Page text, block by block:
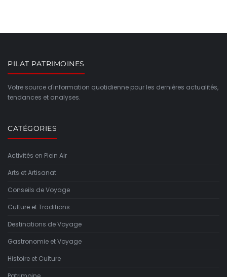
PILAT PATRIMOINES
Votre source d'information quotidienne pour les dernières actualités,
tendances et analyses.
CATÉGORIES
Activités en Plein Air
Arts et Artisanat
Conseils de Voyage
Culture et Traditions
Destinations de Voyage
Gastronomie et Voyage
Histoire et Culture